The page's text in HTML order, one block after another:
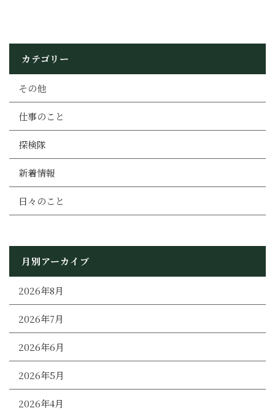
カテゴリー
その他
仕事のこと
探検隊
新着情報
日々のこと
月別アーカイブ
2026年8月
2026年7月
2026年6月
2026年5月
2026年4月